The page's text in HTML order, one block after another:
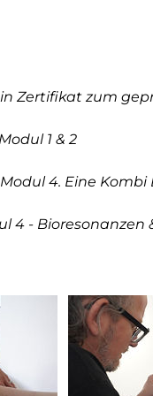
Zertifikat zum
1 & 2
4. Eine
4 - Bioresonanzen